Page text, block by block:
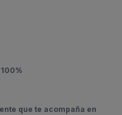
que te acompaña en